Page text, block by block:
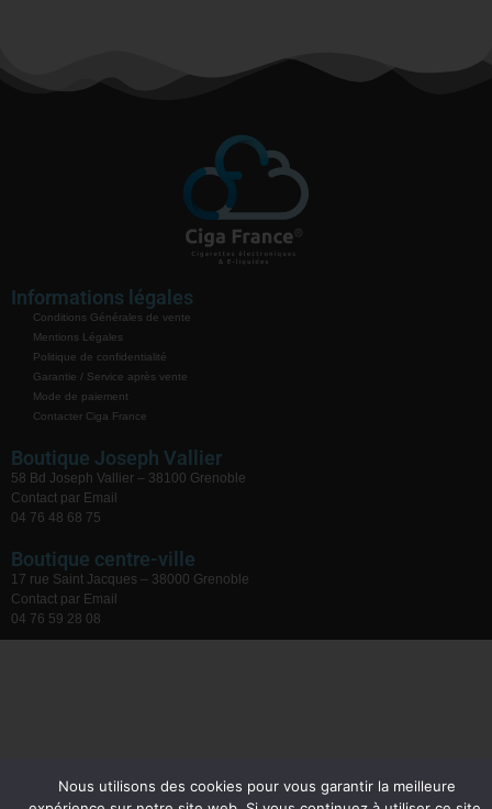
Informations légales
Conditions Générales de vente
Mentions Légales
Politique de confidentialité
Garantie / Service après vente
Mode de paiement
Contacter Ciga France
Boutique Joseph Vallier
58 Bd Joseph Vallier – 38100 Grenoble
Contact par Email
04 76 48 68 75
Boutique centre-ville
17 rue Saint Jacques – 38000 Grenoble
Contact par Email
04 76 59 28 08
Nous utilisons des cookies pour vous garantir la meilleure